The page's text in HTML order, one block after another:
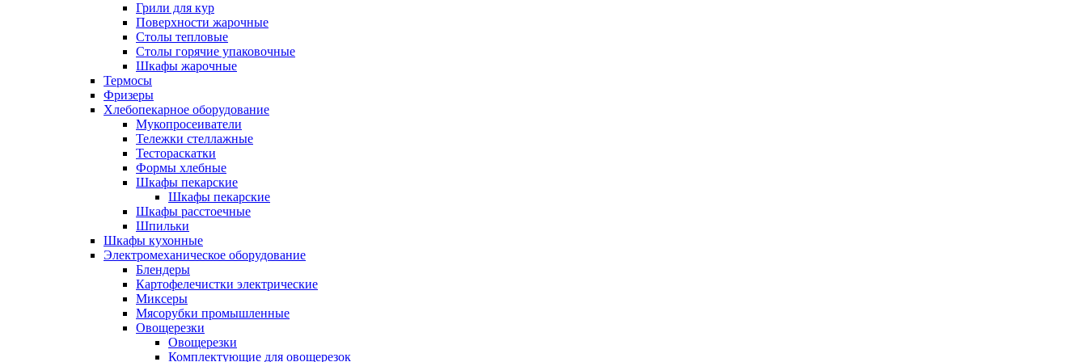
Грили для кур
Поверхности жарочные
Столы тепловые
Столы горячие упаковочные
Шкафы жарочные
Термосы
Фризеры
Хлебопекарное оборудование
Мукопросеиватели
Тележки стеллажные
Тестораскатки
Формы хлебные
Шкафы пекарские
Шкафы пекарские
Шкафы расстоечные
Шпильки
Шкафы кухонные
Электромеханическое оборудование
Блендеры
Картофелечистки электрические
Миксеры
Мясорубки промышленные
Овощерезки
Овощерезки
Комплектующие для овощерезок